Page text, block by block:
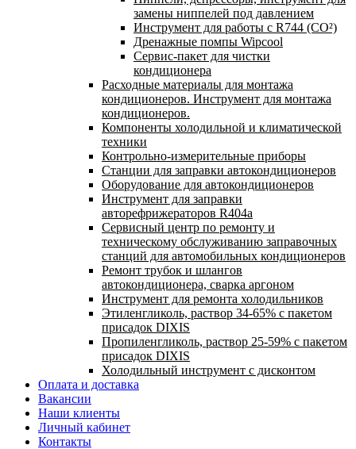
замены ниппелей под давлением
Инструмент для работы с R744 (CO²)
Дренажные помпы Wipcool
Сервис-пакет для чистки
кондиционера
Расходные материалы для монтажа
кондиционеров. Инструмент для монтажа
кондиционеров.
Компоненты холодильной и климатической
техники
Контрольно-измерительные приборы
Станции для заправки автокондиционеров
Оборудование для автокондиционеров
Инструмент для заправки
авторефрижераторов R404a
Сервисный центр по ремонту и
техническому обслуживанию заправочных
станций для автомобильных кондиционеров
Ремонт трубок и шлангов
автокондиционера, сварка аргоном
Инструмент для ремонта холодильников
Этиленгликоль, раствор 34-65% с пакетом
присадок DIXIS
Пропиленгликоль, раствор 25-59% с пакетом
присадок DIXIS
Холодильный инструмент с дисконтом
Оплата и доставка
Вакансии
Наши клиенты
Личный кабинет
Контакты